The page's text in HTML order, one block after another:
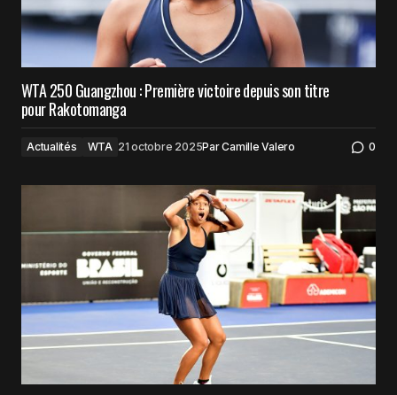
WTA 250 Guangzhou : Première victoire depuis son titre
pour Rakotomanga
Actualités WTA 21 octobre 2025ParCamille Valero 0